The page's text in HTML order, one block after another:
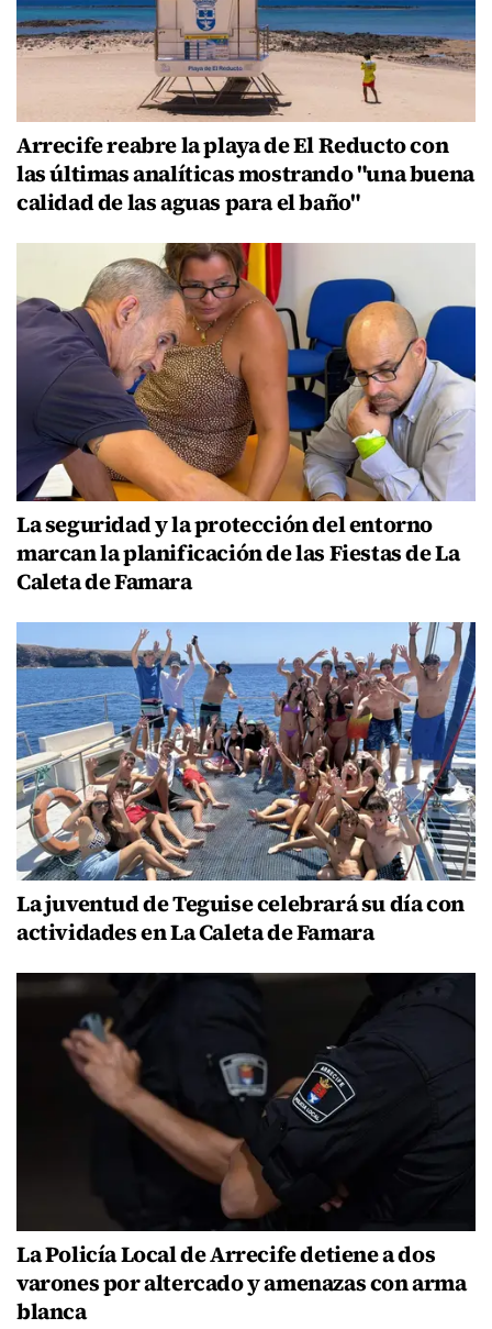
Arrecife reabre la playa de El Reducto con
las últimas analíticas mostrando "una buena
calidad de las aguas para el baño"
La seguridad y la protección del entorno
marcan la planificación de las Fiestas de La
Caleta de Famara
La juventud de Teguise celebrará su día con
actividades en La Caleta de Famara
La Policía Local de Arrecife detiene a dos
varones por altercado y amenazas con arma
blanca